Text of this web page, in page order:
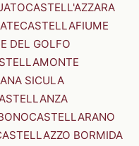
CASTELL'AZZARA
CASTELLAFIUME
DEL GOLFO
SICULA
CASTELLARANO
BORMIDA